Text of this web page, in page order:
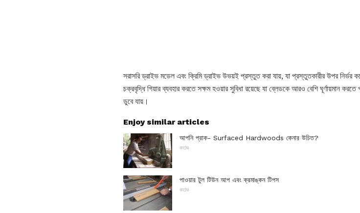
সরাসরি ড্রাইভ মডেল এবং ক্রিমি ড্রাইভ উভয়ই প্রস্তুত করা যায়, যা প্রস্তুতকারীর উপর নির্ভর
চক্রবৃদ্ধি গিয়ার ব্যবহার করতে সক্ষম হওয়ার সুবিধা রয়েছে যা ব্লেডকে আরও বেশি ঘূর্ণায়মান
ডুবে যায়।
Enjoy similar articles
আপনি প্রাক- Surfaced Hardwoods কেনার উচিত?
কাঠের
পাওয়ার টুল টিউন আপ এবং ক্রমাঙ্কন টিপস
কাঠের